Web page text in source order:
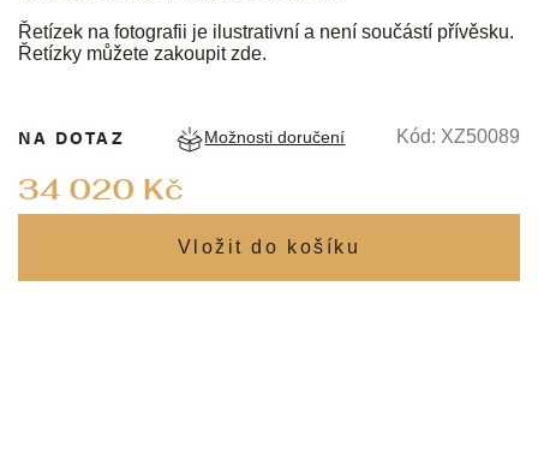
Řetízek na fotografii je ilustrativní a není součástí přívěsku.
Řetízky můžete zakoupitzde.
34 020 Kč
NA DOTAZ Možnosti doručení Kód: XZ50089